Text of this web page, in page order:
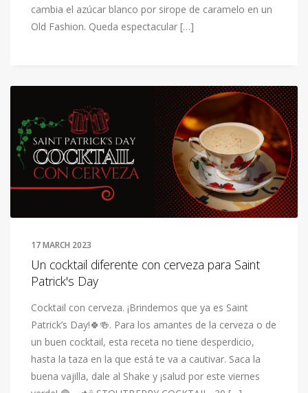
cambia el azúcar blanco por sirope de caramelo en un
Old Fashion. Queda espectacular […]
17 MARCH 2023
Un cocktail diferente con cerveza para Saint
Patrick's Day
Cocktail con cerveza. ¡Brindemos que ya es Saint
Patrick’s Day!🍀🍻. Para los amantes de la cerveza o de
un buen cocktail, esta receta no tiene desperdicio,
hasta la taza en la que está te va a cautivar. Saca la
buena vajilla, dale al Shake y ¡salud por este viernes